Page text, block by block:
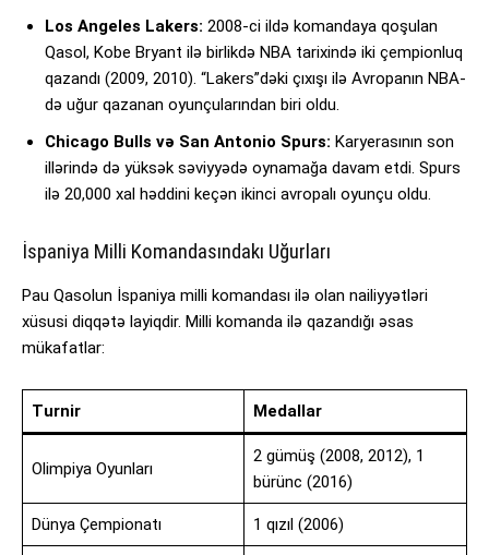
Los Angeles Lakers: 2008-ci ildə komandaya qoşulan
Qasol, Kobe Bryant ilə birlikdə NBA tarixində iki çempionluq
qazandı (2009, 2010). “Lakers”dəki çıxışı ilə Avropanın NBA-
də uğur qazanan oyunçularından biri oldu.
Chicago Bulls və San Antonio Spurs: Karyerasının son
illərində də yüksək səviyyədə oynamağa davam etdi. Spurs
ilə 20,000 xal həddini keçən ikinci avropalı oyunçu oldu.
İspaniya Milli Komandasındakı Uğurları
Pau Qasolun İspaniya milli komandası ilə olan nailiyyətləri
xüsusi diqqətə layiqdir. Milli komanda ilə qazandığı əsas
mükafatlar:
Turnir Medallar
Olimpiya Oyunları
2 gümüş (2008, 2012), 1
bürünc (2016)
Dünya Çempionatı 1 qızıl (2006)